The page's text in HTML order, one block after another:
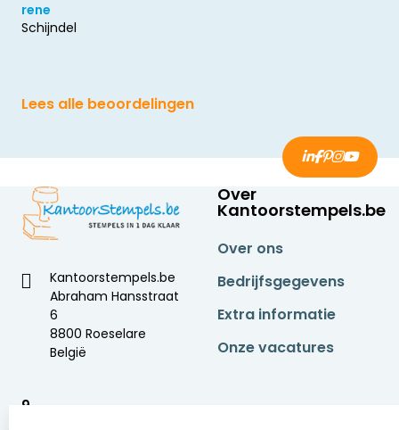
rene
Schijndel
Lees alle beoordelingen
Kantoorstempels.be
Abraham Hansstraat
6
8800 Roeselare
België
9
Over
Kantoorstempels.be
Over ons
Bedrijfsgegevens
Extra informatie
Onze vacatures